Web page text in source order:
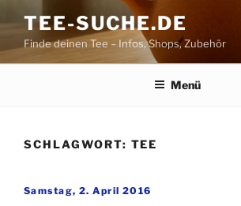
Inhalt
springen
TEE-SUCHE.DE
Finde deinen Tee – Infos, Shops, Zubehör
Menü
SCHLAGWORT: TEE
Veröffentlicht
Samstag, 2. April 2016